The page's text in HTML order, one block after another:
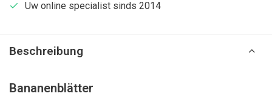
Uw online specialist sinds 2014
Beschreibung
Bananenblätter